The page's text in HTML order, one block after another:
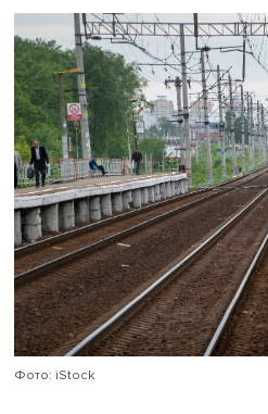
По мнению автора доклада,
бедности во время
причинами. Это и изменение
2021 году абсолютный
был заменен относительным
то, что зарплата и доходы
после отмены большинства
ограничений. Существенную
числе опережающая,
уязвимым слоям населения.